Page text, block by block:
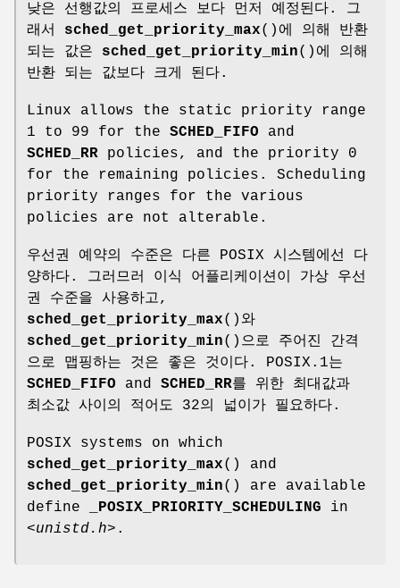
낮은 선행값의 프로세스 보다 먼저 예정된다. 그
래서 sched_get_priority_max()에 의해 반환
되는 값은 sched_get_priority_min()에 의해
반환 되는 값보다 크게 된다.
Linux allows the static priority range
1 to 99 for the SCHED_FIFO and
SCHED_RR policies, and the priority 0
for the remaining policies. Scheduling
priority ranges for the various
policies are not alterable.
우선권 예약의 수준은 다른 POSIX 시스템에선 다
양하다. 그러므러 이식 어플리케이션이 가상 우선
권 수준을 사용하고,
sched_get_priority_max()와
sched_get_priority_min()으로 주어진 간격
으로 맵핑하는 것은 좋은 것이다. POSIX.1는
SCHED_FIFO and SCHED_RR를 위한 최대값과
최소값 사이의 적어도 32의 넓이가 필요하다.
POSIX systems on which
sched_get_priority_max() and
sched_get_priority_min() are available
define
_POSIX_PRIORITY_SCHEDULING in
<unistd.h> .